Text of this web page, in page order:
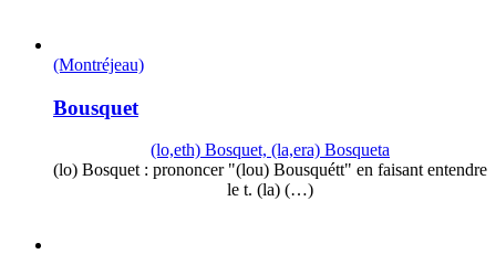
(Montréjeau)
Bousquet
(lo,eth) Bosquet, (la,era) Bosqueta
(lo) Bosquet : prononcer "(lou) Bousquétt" en faisant entendre
le t. (la) (…)